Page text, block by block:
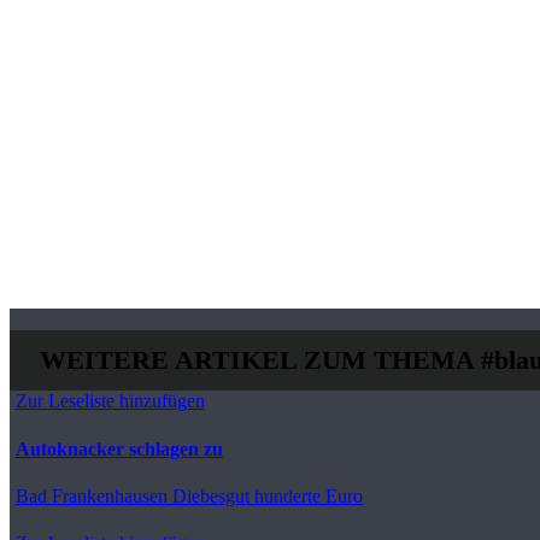
WEITERE ARTIKEL ZUM THEMA
Zur Leseliste hinzufügen
Autoknacker schlagen zu
Bad Frankenhausen Diebesgut hunderte Euro